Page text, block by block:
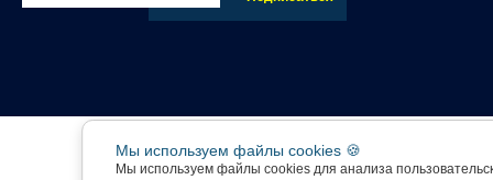
Мы используем файлы cookies 🍪
Мы используем файлы cookies для анализа